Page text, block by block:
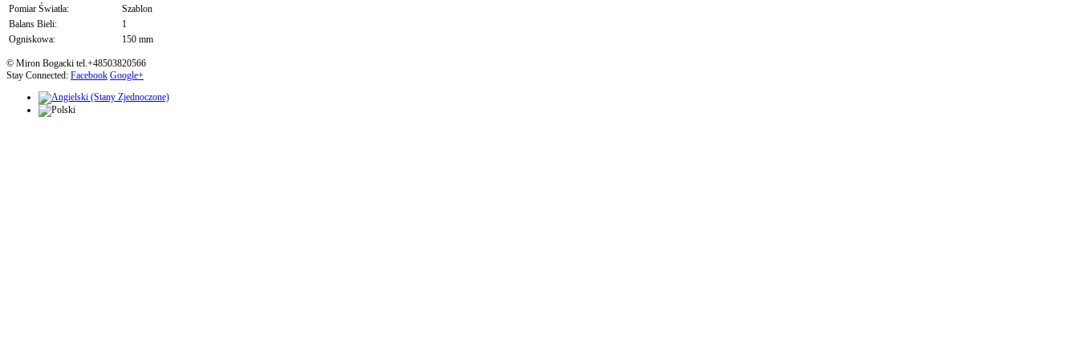
Pomiar Światła:
Szablon
Balans Bieli:
1
Ogniskowa:
150 mm
© Miron Bogacki tel.+48503820566
Stay Connected: Facebook Google+